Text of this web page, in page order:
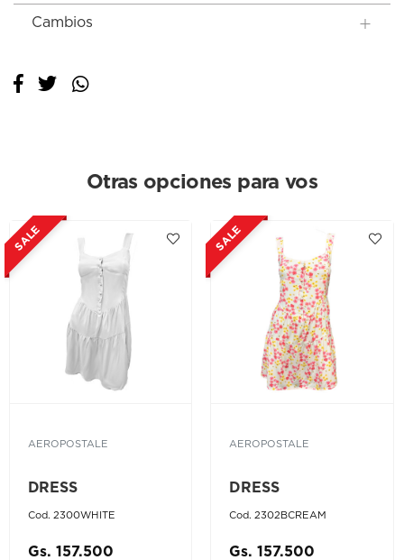
Cambios
Otras opciones para vos
SALE
AEROPOSTALE
DRESS
Cod. 2300WHITE
Gs. 157.500
SALE
AEROPOSTALE
DRESS
Cod. 2302BCREAM
Gs. 157.500